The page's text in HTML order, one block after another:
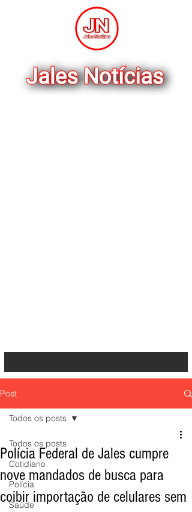
Post
Todos os posts
Cotidiano
Polícia
Saúde
Todos os posts
Polícia Federal de Jales cumpre
nove mandados de busca para
coibir importação de celulares sem